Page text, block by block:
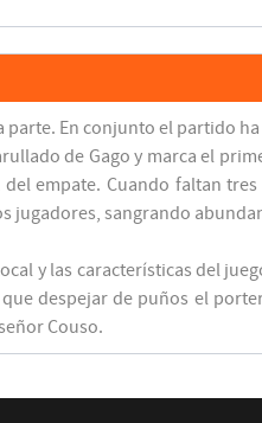
En conjunto el partido
de Gago y marca el
empate. Cuando faltan
jugadores, sangrando
y las características del
despejar de puños el
Couso.